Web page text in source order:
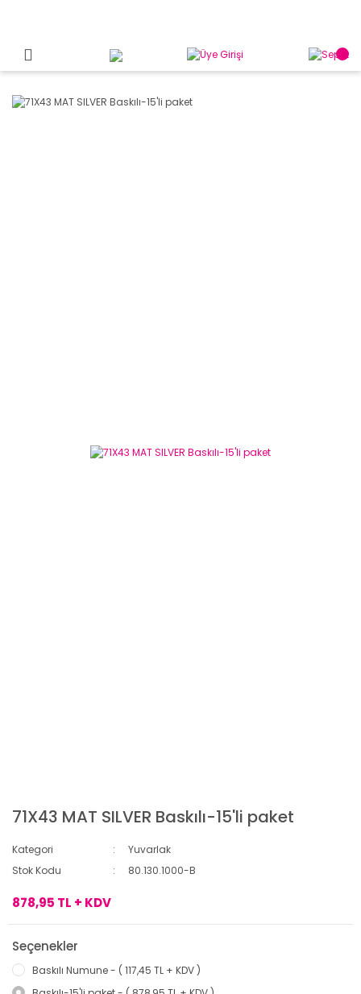
71X43 MAT SILVER Baskılı-15'li paket
Kategori
Yuvarlak
Stok Kodu
80.130.1000-B
878,95 TL + KDV
Seçenekler
Baskılı Numune - ( 117,45 TL + KDV )